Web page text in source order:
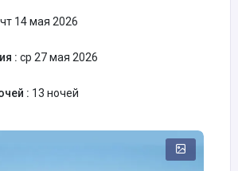
чт 14 мая 2026
: ср 27 мая 2026
: 13 ночей